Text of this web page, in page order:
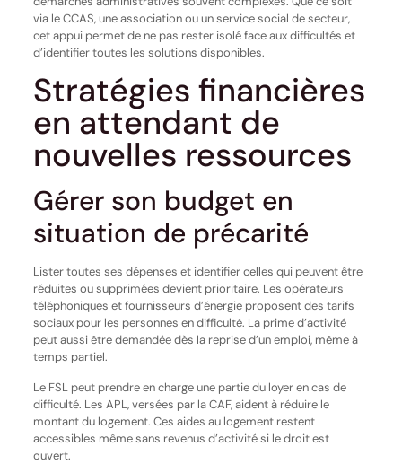
via le CCAS, une association ou un service social de secteur,
cet appui permet de ne pas rester isolé face aux difficultés et
d’identifier toutes les solutions disponibles.
Stratégies financières
en attendant de
nouvelles ressources
Gérer son budget en
situation de précarité
Lister toutes ses dépenses et identifier celles qui peuvent être
réduites ou supprimées devient prioritaire. Les opérateurs
téléphoniques et fournisseurs d’énergie proposent des tarifs
sociaux pour les personnes en difficulté. La prime d’activité
peut aussi être demandée dès la reprise d’un emploi, même à
temps partiel.
Le FSL peut prendre en charge une partie du loyer en cas de
difficulté. Les APL, versées par la CAF, aident à réduire le
montant du logement. Ces aides au logement restent
accessibles même sans revenus d’activité si le droit est
ouvert.